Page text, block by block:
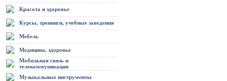
Красота и здоровье
Курсы, тренинги, учебные заведения
Мебель
Медицина, здоровье
Мобильная связь и
телекоммуникации
Музыкальные инструменты